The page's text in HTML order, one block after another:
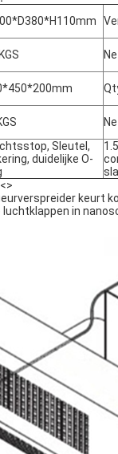
Sleutel,
duidelijke O-
<>
keurt
luchtklappen in